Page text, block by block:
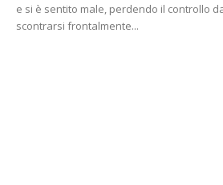
e si è sentito male, perdendo il controllo
scontrarsi frontalmente...